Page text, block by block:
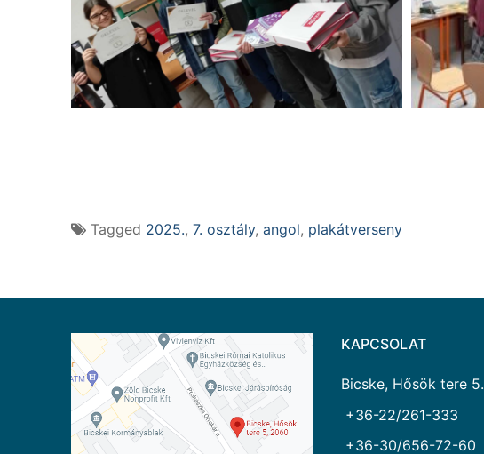
Tagged 2025., 7. osztály, angol, plakátverseny
KAPCSOLAT
Bicske, Hősök tere 5.
+36-22/261-333
+36-30/656-72-60